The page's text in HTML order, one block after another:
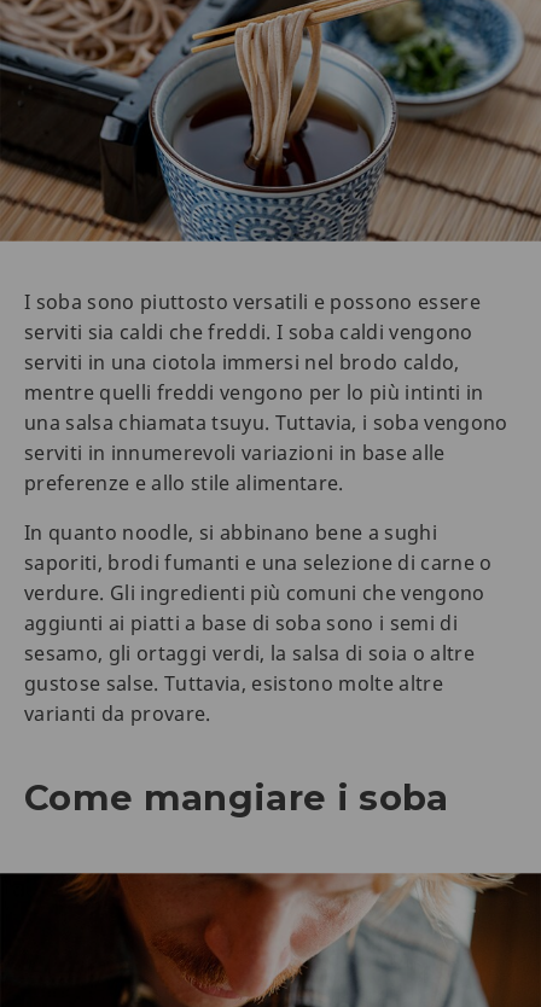
I soba sono piuttosto versatili e possono essere
serviti sia caldi che freddi. I soba caldi vengono
serviti in una ciotola immersi nel brodo caldo,
mentre quelli freddi vengono per lo più intinti in
una salsa chiamata tsuyu. Tuttavia, i soba vengono
serviti in innumerevoli variazioni in base alle
preferenze e allo stile alimentare.
In quanto noodle, si abbinano bene a sughi
saporiti, brodi fumanti e una selezione di carne o
verdure. Gli ingredienti più comuni che vengono
aggiunti ai piatti a base di soba sono i semi di
sesamo, gli ortaggi verdi, la salsa di soia o altre
gustose salse. Tuttavia, esistono molte altre
varianti da provare.
Come mangiare i soba